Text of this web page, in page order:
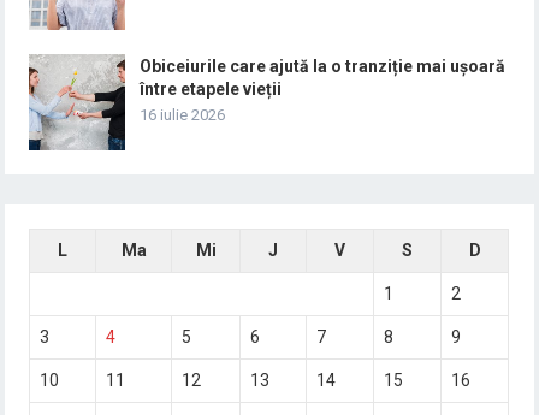
Obiceiurile care ajută la o tranziție mai ușoară
între etapele vieții
16 iulie 2026
L Ma Mi J V S D
1 2
3 4 5 6 7 8 9
10 11 12 13 14 15 16